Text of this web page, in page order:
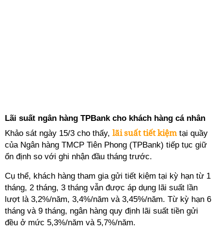
Lãi suất ngân hàng TPBank cho khách hàng cá nhân
Khảo sát ngày 15/3 cho thấy, lãi suất tiết kiệmtại quầy
của Ngân hàng TMCP Tiên Phong (TPBank) tiếp tục giữ
ổn định so với ghi nhận đầu tháng trước.
Cụ thể, khách hàng tham gia gửi tiết kiệm tại kỳ hạn từ 1
tháng, 2 tháng, 3 tháng vẫn được áp dụng lãi suất lần
lượt là 3,2%/năm, 3,4%/năm và 3,45%/năm. Từ kỳ hạn 6
tháng và 9 tháng, ngân hàng quy định lãi suất tiền gửi
đều ở mức 5,3%/năm và 5,7%/năm.